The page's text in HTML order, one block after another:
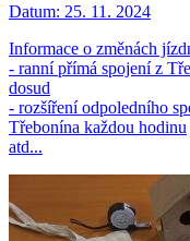
Datum: 25. 11. 2024
Informace o změnách
- ranní přímá spojení z
dosud
- rozšíření odpoledního
Třebonína každou hodinu
atd...